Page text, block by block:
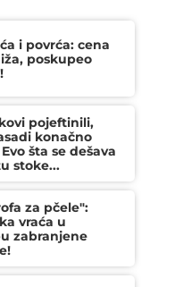
i povrća: cena
poskupeo
pojeftinili,
konačno
šta se dešava
stoke...
za pčele":
vraća u
zabranjene